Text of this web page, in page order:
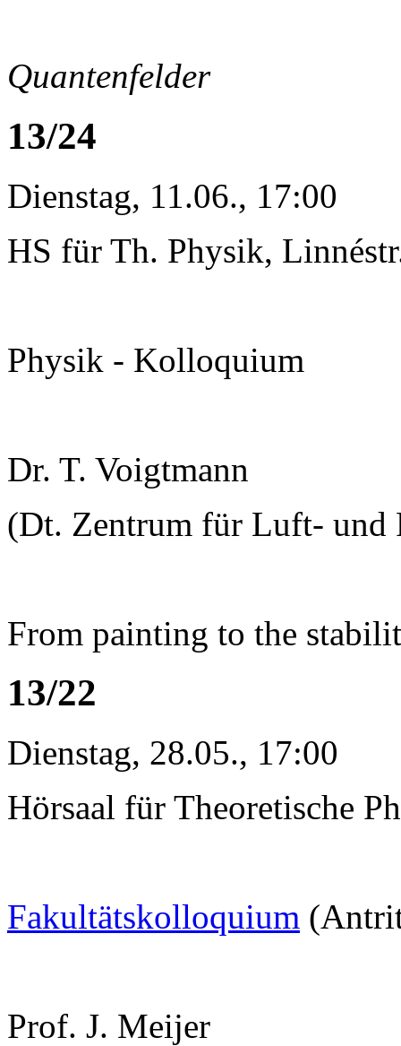
Quantenfelder
13/24
Dienstag, 11.06., 17:00
HS für Th. Physik,
Physik - Kolloquium
Dr. T. Voigtmann
(Dt. Zentrum für Luft- und
From painting to the
13/22
Dienstag, 28.05., 17:00
Hörsaal für Theoretische
Fakultätskolloquium
Prof. J. Meijer